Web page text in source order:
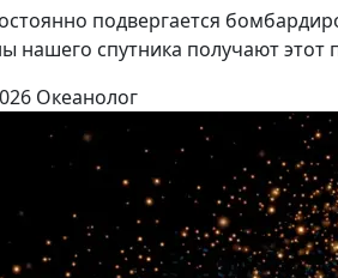
подвергается
нашего спутника получают
Океанолог